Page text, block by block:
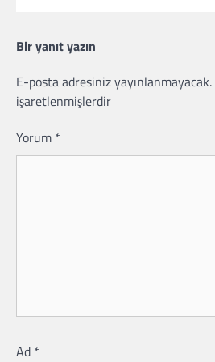
Bir yanıt yazın
E-posta adresiniz yayınlanmayacak.
işaretlenmişlerdir
Yorum *
Ad *